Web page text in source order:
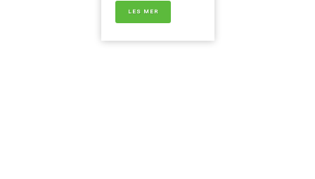
LES MER